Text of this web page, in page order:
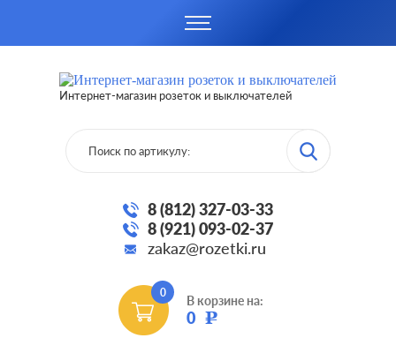
Интернет-магазин розеток и выключателей
8 (812) 327-03-33
8 (921) 093-02-37
zakaz@rozetki.ru
0
В корзине на:
0 Р